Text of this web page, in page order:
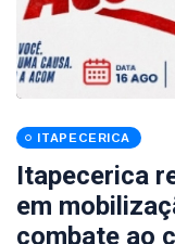
ITAPECERICA
Itapecerica
em
combate ao